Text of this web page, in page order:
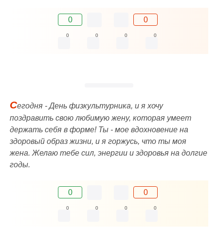
0 0
0 0 0 0
Сегодня - День физкультурника, и я хочу
поздравить свою любимую жену, которая умеет
держать себя в форме! Ты - мое вдохновение на
здоровый образ жизни, и я горжусь, что ты моя
жена. Желаю тебе сил, энергии и здоровья на долгие
годы.
0 0
0 0 0 0